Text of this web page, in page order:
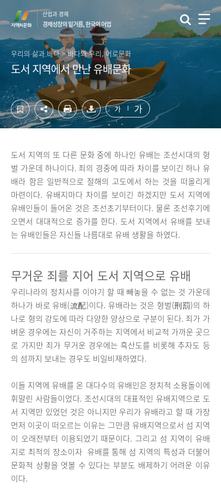
텐
영
역
바
가
기
단
역
바
로
기
산업과 경제
경제성장의 밑거름, 한국의 어업
우리의 삶과 바다 > 바다와 우리, 어로문화
도서 지역에서 만난 유배문화
가 가
도서 지역의 또 다른 문화 중에 하나인 유배는 조선시대의 형
벌 가운데 하나이다. 죄의 경중에 따라 차이를 보이긴 하나 유
배라 함은 일반적으로 절해의 고도에서 하는 것을 떠올리게
마련이다. 유배지마다 차이를 보이긴 하겠지만 도서 지역에
유배인들이 들어온 것은 조선초기부터이다. 물론 조선후기에
오면서 대대적으로 증가를 한다. 도서 지역에서 유배를 보내
는 유배인들은 자신들 나름대로 유배 생활을 하였다.
무거운 죄를 지어 도서 지역으로 유배
우리나라의 정치사를 이야기 할 때 빼놓을 수 없는 것 가운데
하나가 바로 유배(流配)이다. 유배라는 것은 형벌(刑罰)의 하
나로 형의 강도에 따라 다양한 양상으로 구분이 된다. 죄가 가
벼운 경우에는 자신이 거주하는 지역에서 비교적 가까운 곳으
로 가지만 죄가 무거운 경우에는 흑산도를 비롯해 추자도 등
의 섬까지 보내는 경우도 비일비재하였다.
이들 지역에 유배를 온 대다수의 유배인은 정치적 소용돌이에
휘말린 사람들이었다. 조선시대의 대표적인 유배지역으로 도
서 지역만 있었던 것은 아니지만 우리가 유배라고 할 때 가장
먼저 이곳이 떠오르는 이유는 그만큼 유배지역으로서 섬 지역
이 오래전부터 이용되었기 때문이다. 그리고 섬 지역이 유배
지로 최적의 장소이자 유배를 통해 섬 지역의 특성과 더불어
문화적 상황을 엿볼 수 있다는 부분도 배제하기 어려운 이유
이다.